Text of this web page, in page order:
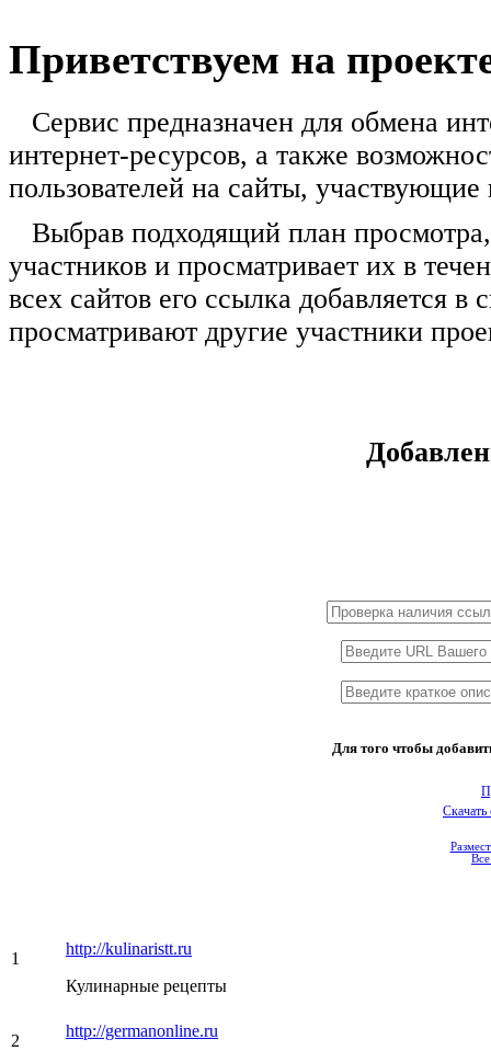
Приветствуем на
Сервис предназначен для обмена
интернет-ресурсов, а также
пользователей на сайты, участвующие
Выбрав подходящий план
участников и просматривает их в
всех сайтов его ссылка добавляется
просматривают другие участники
Для того чтобы
Скачать
Все
1
http://kulinaristt.ru
Кулинарные рецепты
2
http://germanonline.ru